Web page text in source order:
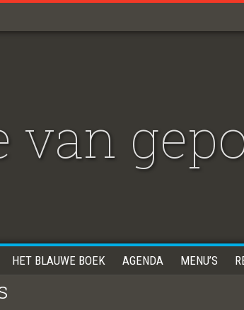
van
HET BLAUWE BOEK AGENDA MENU’S